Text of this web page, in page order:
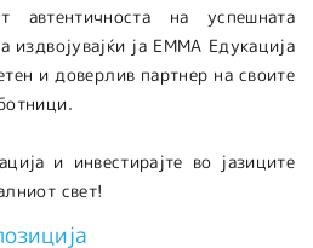
автентичноста на успешната
издвојувајќи ја ЕММА Едукација
и доверлив партнер на своите
и инвестирајте во јазиците
свет!